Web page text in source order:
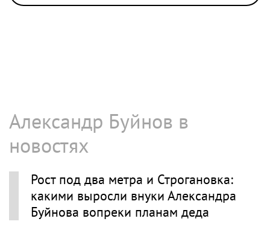
Александр Буйнов в
новостях
Рост под два метра и Строгановка:
какими выросли внуки Александра
Буйнова вопреки планам деда